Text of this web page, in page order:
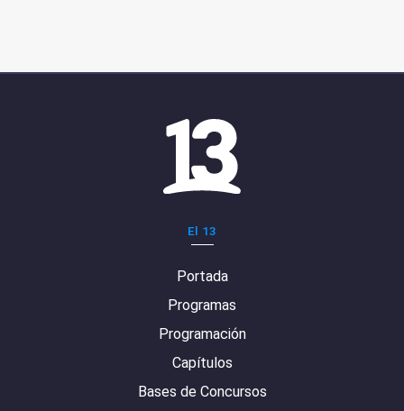
El 13
Portada
Programas
Programación
Capítulos
Bases de Concursos